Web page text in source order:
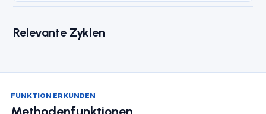
Relevante Zyklen
FUNKTION ERKUNDEN
Methodenfunktionen